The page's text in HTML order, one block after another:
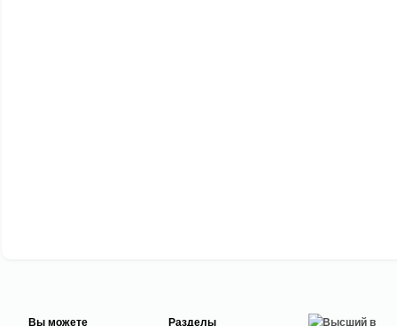
Вы можете Разделы